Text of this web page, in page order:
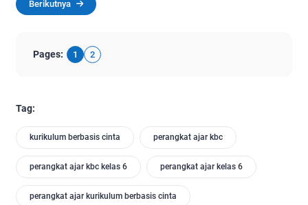
Berikutnya
Pages: 1 2
Tag:
kurikulum berbasis cinta perangkat ajar kbc
perangkat ajar kbc kelas 6 perangkat ajar kelas 6
perangkat ajar kurikulum berbasis cinta